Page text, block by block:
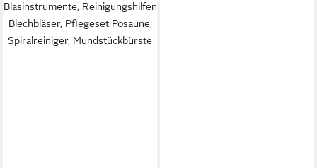
Blasinstrumente, Reinigungshilfen
Blechbläser, Pflegeset Posaune,
Spiralreiniger, Mundstückbürste